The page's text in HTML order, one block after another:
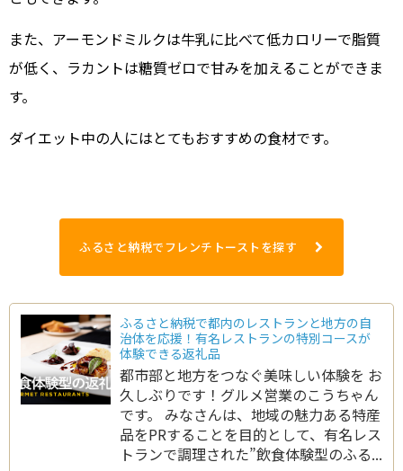
また、アーモンドミルクは牛乳に比べて低カロリーで脂質
が低く、ラカントは糖質ゼロで甘みを加えることができま
す。
ダイエット中の人にはとてもおすすめの食材です。
ふるさと納税でフレンチトーストを探す
ふるさと納税で都内のレストランと地方の自
治体を応援！有名レストランの特別コースが
体験できる返礼品
都市部と地方をつなぐ美味しい体験を お
久しぶりです！グルメ営業のこうちゃん
です。 みなさんは、地域の魅力ある特産
品をPRすることを目的として、有名レス
トランで調理された”飲食体験型のふる...